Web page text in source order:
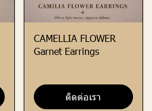
CAMELLIA FLOWER
Garnet Earrings
ติดต่อเรา